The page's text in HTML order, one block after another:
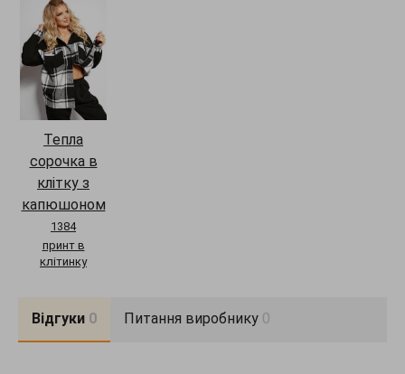
Тепла
сорочка в
клітку з
капюшоном
1384
принт в
клітинку
Відгуки 0 Питання виробнику 0